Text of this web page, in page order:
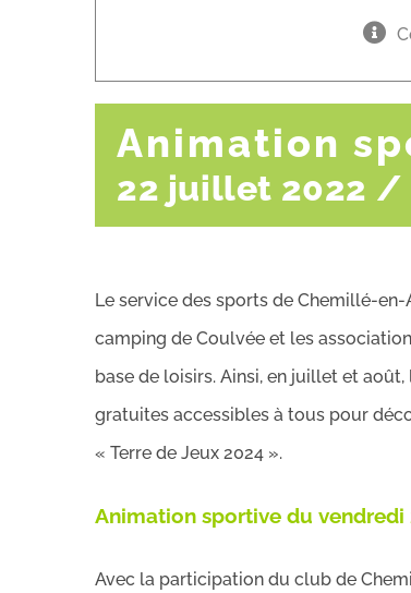
Animation
22 juillet 2022 /
Le service des sports de Chemillé-
camping de Coulvée et les
base de loisirs. Ainsi, en juillet et
gratuites accessibles à tous pour
« Terre de Jeux 2024 ».
Animation sportive du
Avec la participation du club de